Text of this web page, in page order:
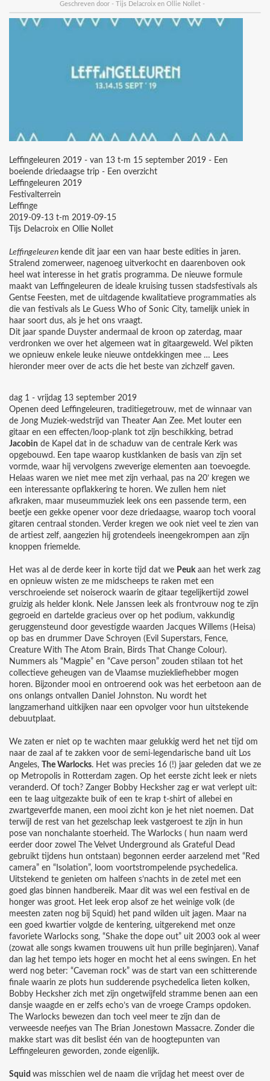
Geschreven door - Tijs Delacroix en Ollie Nollet -
Leffingeleuren 2019 - van 13 t-m 15 september 2019 - Een
boeiende driedaagse trip - Een overzicht
Leffingeleuren 2019
Festivalterrein
Leffinge
2019-09-13 t-m 2019-09-15
Tijs Delacroix en Ollie Nollet
Leffingeleuren kende dit jaar een van haar beste edities in jaren.
Stralend zomerweer, nagenoeg uitverkocht en daarenboven ook
heel wat interesse in het gratis programma. De nieuwe formule
maakt van Leffingeleuren de ideale kruising tussen stadsfestivals als
Gentse Feesten, met de uitdagende kwalitatieve programmaties als
die van festivals als Le Guess Who of Sonic City, tamelijk uniek in
haar soort dus, als je het ons vraagt.
Dit jaar spande Duyster andermaal de kroon op zaterdag, maar
verdronken we over het algemeen wat in gitaargeweld. Wel pikten
we opnieuw enkele leuke nieuwe ontdekkingen mee … Lees
hieronder meer over de acts die het beste van zichzelf gaven.
dag 1 - vrijdag 13 september 2019
Openen deed Leffingeleuren, traditiegetrouw, met de winnaar van
de Jong Muziek-wedstrijd van Theater Aan Zee. Met louter een
gitaar en een effecten/loop-plank tot zijn beschikking, betrad
Jacobin de Kapel dat in de schaduw van de centrale Kerk was
opgebouwd. Een tape waarop kustklanken de basis van zijn set
vormde, waar hij vervolgens zweverige elementen aan toevoegde.
Helaas waren we niet mee met zijn verhaal, pas na 20’ kregen we
een interessante opflakkering te horen. We zullen hem niet
afkraken, maar museummuziek leek ons een passende term, een
beetje een gekke opener voor deze driedaagse, waarop toch vooral
gitaren centraal stonden. Verder kregen we ook niet veel te zien van
de artiest zelf, aangezien hij grotendeels ineengekrompen aan zijn
knoppen friemelde.
Het was al de derde keer in korte tijd dat we Peukaan het werk zag
en opnieuw wisten ze me midscheeps te raken met een
verschroeiende set noiserock waarin de gitaar tegelijkertijd zowel
gruizig als helder klonk. Nele Janssen leek als frontvrouw nog te zijn
gegroeid en dartelde gracieus over op het podium, vakkundig
geruggensteund door gevestigde waarden Jacques Willems (Heisa)
op bas en drummer Dave Schroyen (Evil Superstars, Fence,
Creature With The Atom Brain, Birds That Change Colour).
Nummers als “Magpie” en “Cave person” zouden stilaan tot het
collectieve geheugen van de Vlaamse muziekliefhebber mogen
horen. Bijzonder mooi en ontroerend ook was het eerbetoon aan de
ons onlangs ontvallen Daniel Johnston. Nu wordt het
langzamerhand uitkijken naar een opvolger voor hun uitstekende
debuutplaat.
We zaten er niet op te wachten maar gelukkig werd het net tijd om
naar de zaal af te zakken voor de semi-legendarische band uit Los
Angeles,
The Warlocks. Het was precies 16 (!) jaar geleden dat we ze
op Metropolis in Rotterdam zagen. Op het eerste zicht leek er niets
veranderd. Of toch? Zanger Bobby Hecksher zag er wat verlept uit:
een te laag uitgezakte buik of een te krap t-shirt of allebei en
zwartgeverfde manen, een mooi zicht kon je het niet noemen. Dat
terwijl de rest van het gezelschap leek vastgeroest te zijn in hun
pose van nonchalante stoerheid. The Warlocks ( hun naam werd
eerder door zowel The Velvet Underground als Grateful Dead
gebruikt tijdens hun ontstaan) begonnen eerder aarzelend met “Red
camera” en “Isolation”, loom voortstrompelende psychedelica.
Uitstekend te genieten om halfeen s’nachts in de zetel met een
goed glas binnen handbereik. Maar dit was wel een festival en de
honger was groot. Het leek erop alsof ze het weinige volk (de
meesten zaten nog bij Squid) het pand wilden uit jagen. Maar na
een goed kwartier volgde de kentering, uitgerekend met onze
favoriete Warlocks song, “Shake the dope out” uit 2003 ook al weer
(zowat alle songs kwamen trouwens uit hun prille beginjaren). Vanaf
dan lag het tempo iets hoger en mocht het al eens swingen. En het
werd nog beter: “Caveman rock” was de start van een schitterende
finale waarin ze plots hun sudderende psychedelica lieten kolken,
Bobby Hecksher zich met zijn ongetwijfeld stramme benen aan een
dansje waagde en er zelfs echo’s van de vroege Cramps opdoken.
The Warlocks bewezen dan toch veel meer te zijn dan de
verweesde neefjes van The Brian Jonestown Massacre. Zonder die
makke start was dit beslist één van de hoogtepunten van
Leffingeleuren geworden, zonde eigenlijk.
Squid was misschien wel de naam die vrijdag het meest over de